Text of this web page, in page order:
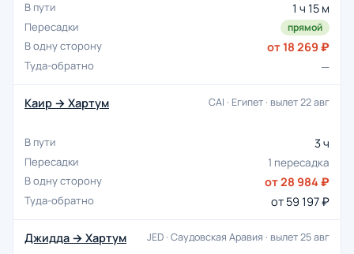
1 ч 15 м
прямой
от 18 269 ₽
—
Каир → Хартум CAI · Египет · вылет 22 авг
3 ч
1 пересадка
от 28 984 ₽
от 59 197 ₽
Джидда → Хартум JED · Саудовская Аравия · вылет 25 авг